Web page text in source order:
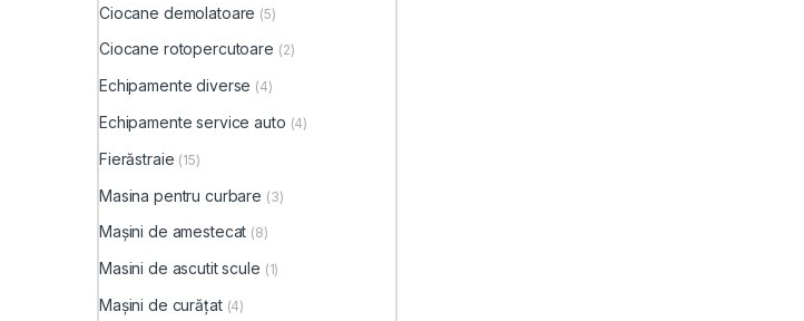
Ciocane demolatoare (5)
Ciocane rotopercutoare (2)
Echipamente diverse (4)
Echipamente service auto (4)
Fierăstraie (15)
Masina pentru curbare (3)
Mașini de amestecat (8)
Masini de ascutit scule (1)
Mașini de curățat (4)